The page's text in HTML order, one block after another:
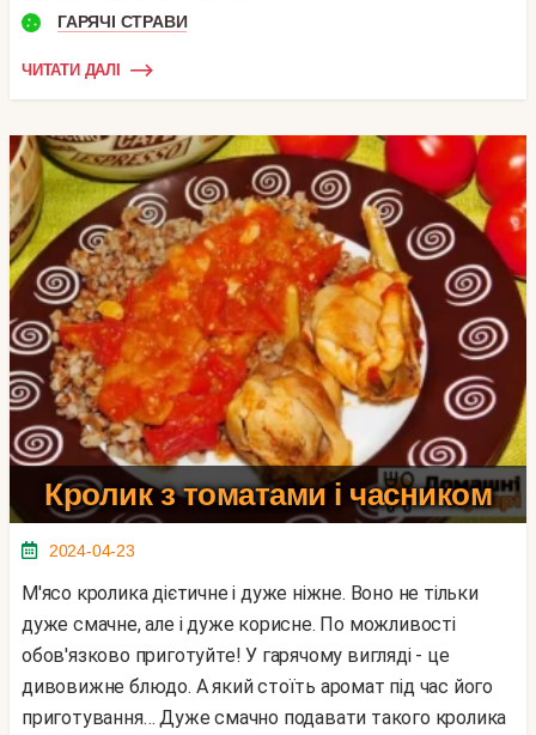
ГАРЯЧІ СТРАВИ
ЧИТАТИ ДАЛІ
Кролик з томатами і часником
2024-04-23
М'ясо кролика дієтичне і дуже ніжне. Воно не тільки
дуже смачне, але і дуже корисне. По можливості
обов'язково приготуйте! У гарячому вигляді - це
дивовижне блюдо. А який стоїть аромат під час його
приготування… Дуже смачно подавати такого кролика